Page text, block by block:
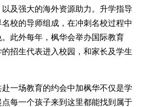
及强大的海外资源助力。升学指导
校的导师组成，在冲刺名校过程中
此外每年，枫华会举办国际教育
招生代表进入校园，和家长及学生
场教育的约会中加枫华不仅是学
每一个孩子来到这里都能找到属于